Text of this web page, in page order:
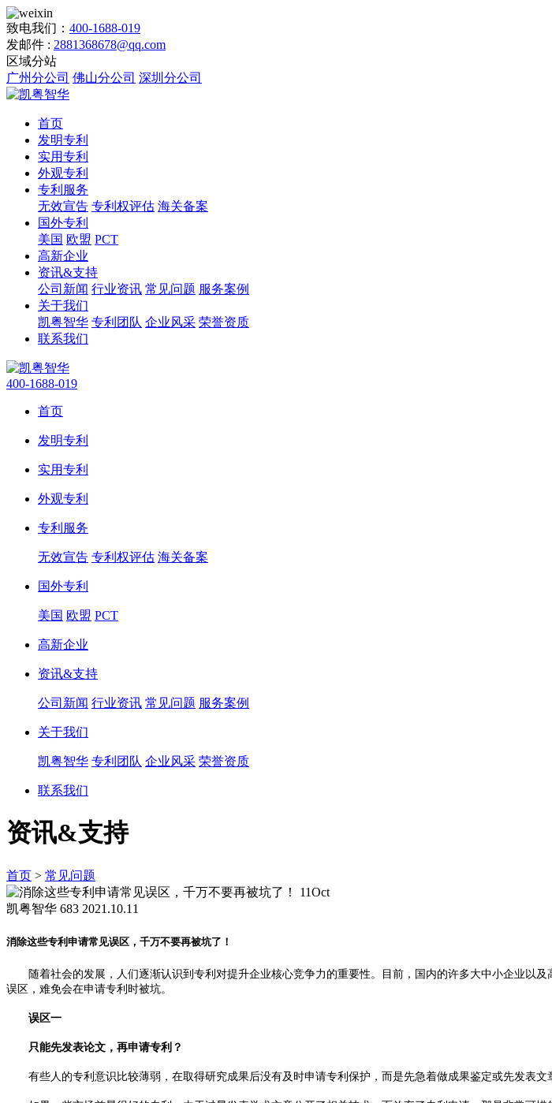
致电我们： 400-1688-019
发邮件 : 2881368678@qq.com
区域分站
广州分公司 佛山分公司 深圳分公司
首页
发明专利
实用专利
外观专利
专利服务
无效宣告 专利权评估 海关备案
国外专利
美国 欧盟 PCT
高新企业
资讯&支持
公司新闻 行业资讯 常见问题 服务案例
关于我们
凯粤智华 专利团队 企业风采 荣誉资质
联系我们
400-1688-019
首页
发明专利
实用专利
外观专利
专利服务
无效宣告 专利权评估 海关备案
国外专利
美国 欧盟 PCT
高新企业
资讯&支持
公司新闻 行业资讯 常见问题 服务案例
关于我们
凯粤智华 专利团队 企业风采 荣誉资质
联系我们
资讯&支持
首页 > 常见问题
11Oct
凯粤智华 683 2021.10.11
消除这些专利申请常见误区，千万不要再被坑了！
随着社会的发展，人们逐渐认识到专利对提升企业核心竞争力的重要性。目前，国内的许多大中小企业以
误区，难免会在申请专利时被坑。
误区一
只能先发表论文，再申请专利？
有些人的专利意识比较薄弱，在取得研究成果后没有及时申请专利保护，而是先急着做成果鉴定或先发表文